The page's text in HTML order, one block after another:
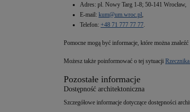
Adres: pl. Nowy Targ 1-8; 50-141 Wrocław,
E-mail: kum@um.wroc.pl,
Telefon: +48 71 777 77 77.
Pomocne mogą być informacje, które można
Możesz także poinformować o tej sytuacji
Pozostałe informacje
Dostępność architektoniczna
Szczegółowe informacje dotyczące dostępności